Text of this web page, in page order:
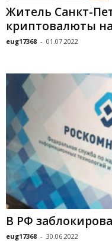
Житель Санкт-
криптовалюты
eug17368 - 01.07.2022
В РФ
eug17368 - 30.06.2022